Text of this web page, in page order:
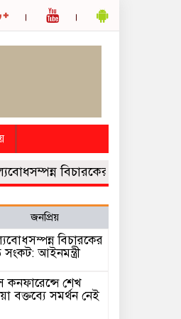
বিচারকের অভাবই বড় সংকট:
জনপ্রিয়
বিচারকের
আইনমন্ত্রী
কনফারেন্সে শেখ
বক্তব্যে সমর্থন নেই